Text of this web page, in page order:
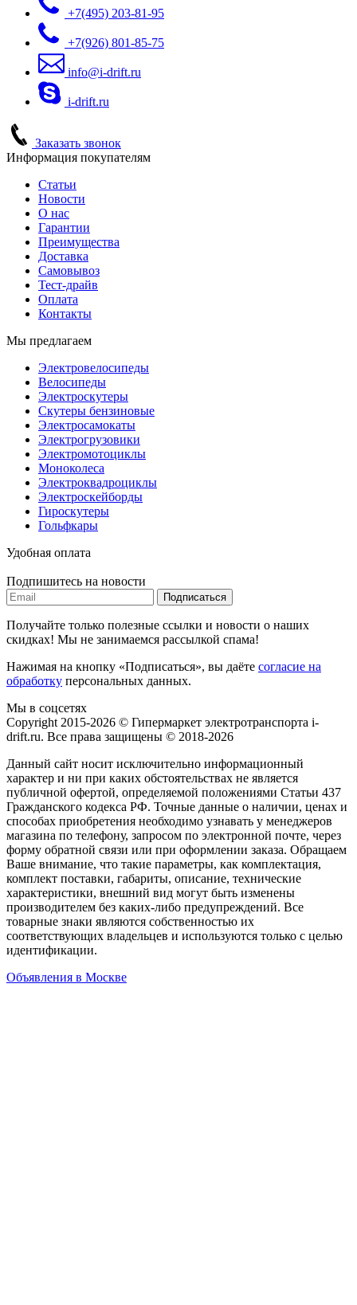
+7(495) 203-81-95
+7(926) 801-85-75
info@i-drift.ru
i-drift.ru
Заказать звонок
Информация покупателям
Статьи
Новости
О нас
Гарантии
Преимущества
Доставка
Самовывоз
Тест-драйв
Оплата
Контакты
Мы предлагаем
Электровелосипеды
Велосипеды
Электроскутеры
Скутеры бензиновые
Электросамокаты
Электрогрузовики
Электромотоциклы
Моноколеса
Электроквадроциклы
Электроскейборды
Гироскутеры
Гольфкары
Удобная оплата
Подпишитесь на новости
Подписаться
Получайте только полезные ссылки и новости о наших
скидках! Мы не занимаемся рассылкой спама!
Нажимая на кнопку «Подписаться», вы даёте согласие на
обработку персональных данных.
Мы в соцсетях
Copyright 2015-2026 © Гипермаркет электротранспорта i-
drift.ru. Все права защищены © 2018-2026
Данный сайт носит исключительно информационный
характер и ни при каких обстоятельствах не является
публичной офертой, определяемой положениями Статьи 437
Гражданского кодекса РФ. Точные данные о наличии, ценах и
способах приобретения необходимо узнавать у менеджеров
магазина по телефону, запросом по электронной почте, через
форму обратной связи или при оформлении заказа. Обращаем
Ваше внимание, что такие параметры, как комплектация,
комплект поставки, габариты, описание, технические
характеристики, внешний вид могут быть изменены
производителем без каких-либо предупреждений. Все
товарные знаки являются собственностью их
соответствующих владельцев и используются только с целью
идентификации.
Объявления в Москве